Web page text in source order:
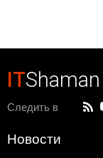
ITShaman
Следить в
Новости